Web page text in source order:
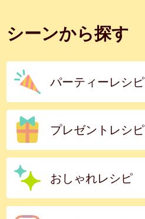
シーンから探す
パーティーレシピ
プレゼントレシピ
おしゃれレシピ